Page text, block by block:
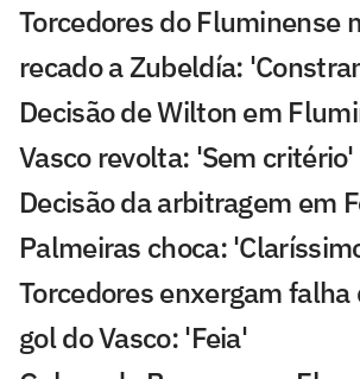
Torcedores do Fluminense
recado a Zubeldía:
Decisão de Wilton em
Vasco revolta: 'Sem critério'
Decisão da arbitragem em
Palmeiras choca:
Torcedores enxergam falha
gol do Vasco: 'Feia'